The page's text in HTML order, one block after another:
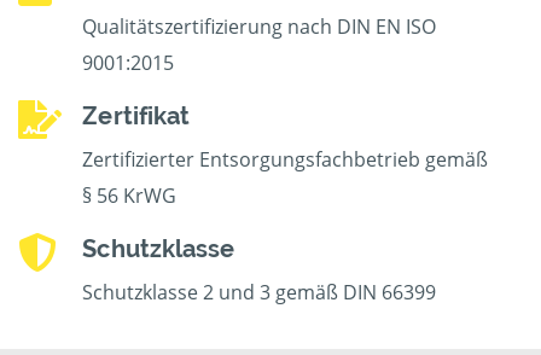
Qualitätszertifizierung nach DIN EN ISO
9001:2015
Zertifikat
Zertifizierter Entsorgungsfachbetrieb gemäß
§ 56 KrWG
Schutzklasse
Schutzklasse 2 und 3 gemäß DIN 66399